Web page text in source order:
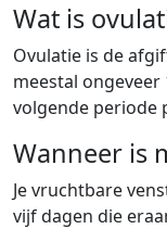
Wat is
Ovulatie is de
meestal
volgende periode
Wanneer is
Je vruchtbare
vijf dagen die